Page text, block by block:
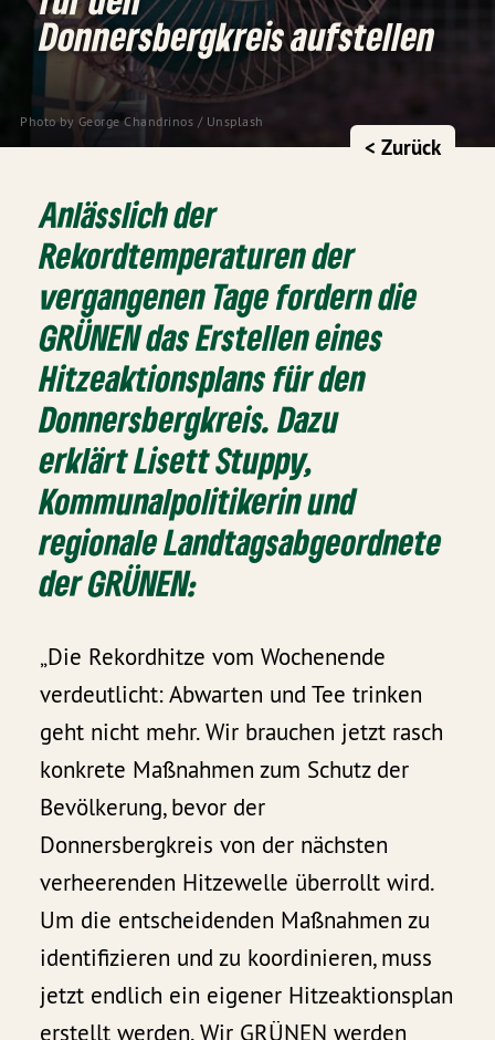
Photo by George Chandrinos / Unsplash
Donnersbergkreis aufstellen
< Zurück
Anlässlich der
Rekordtemperaturen der
vergangenen Tage fordern die
GRÜNEN das Erstellen eines
Hitzeaktionsplans für den
Donnersbergkreis. Dazu
erklärt Lisett Stuppy,
Kommunalpolitikerin und
regionale Landtagsabgeordnete
der GRÜNEN:
„Die Rekordhitze vom Wochenende
verdeutlicht: Abwarten und Tee trinken
geht nicht mehr. Wir brauchen jetzt rasch
konkrete Maßnahmen zum Schutz der
Bevölkerung, bevor der
Donnersbergkreis von der nächsten
verheerenden Hitzewelle überrollt wird.
Um die entscheidenden Maßnahmen zu
identifizieren und zu koordinieren, muss
jetzt endlich ein eigener Hitzeaktionsplan
erstellt werden. Wir GRÜNEN werden